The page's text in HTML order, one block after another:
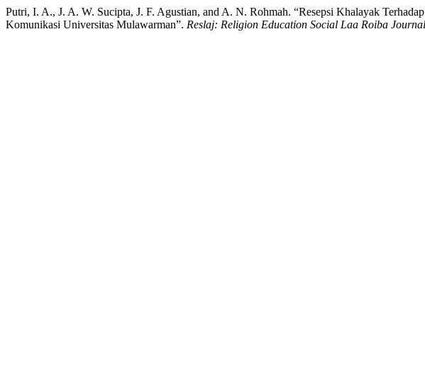
Putri, I. A., J. A. W. Sucipta, J. F. Agustian, and A. N. Rohmah. “Resepsi Khalayak
Komunikasi Universitas Mulawarman”. Reslaj: Religion Education Social Laa Roiba Journal